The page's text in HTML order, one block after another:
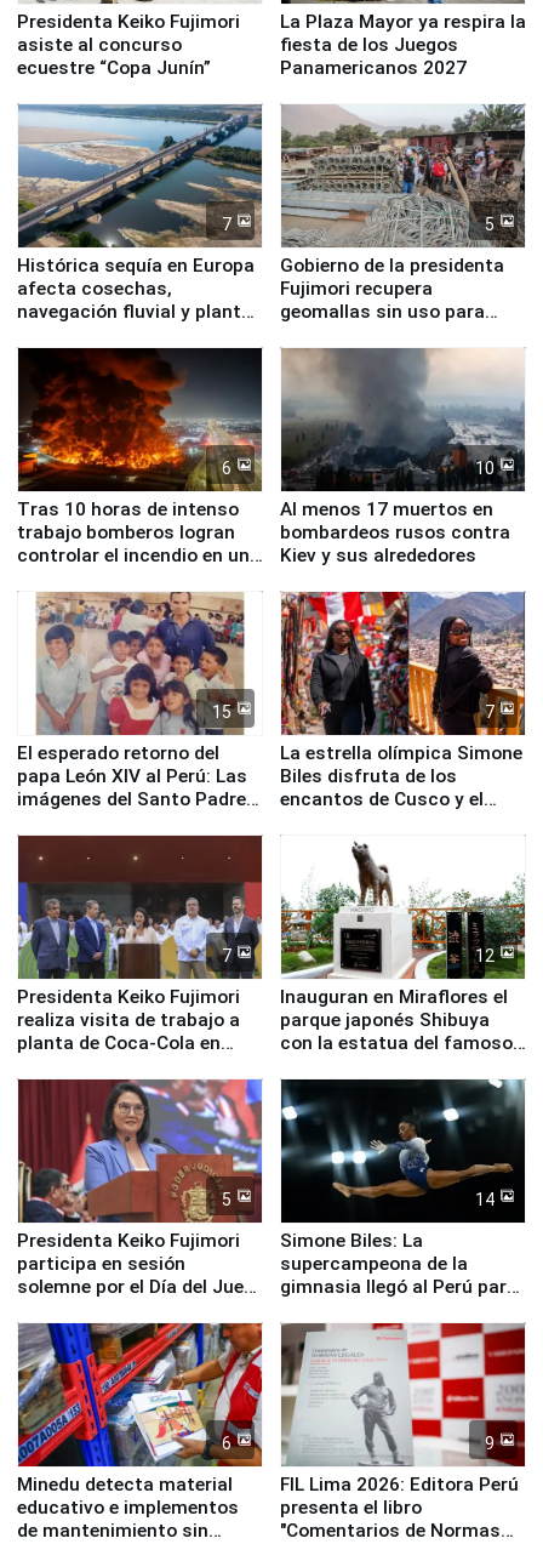
Presidenta Keiko Fujimori
asiste al concurso
ecuestre “Copa Junín”
La Plaza Mayor ya respira la
fiesta de los Juegos
Panamericanos 2027
7
Histórica sequía en Europa
afecta cosechas,
navegación fluvial y plantas
5
Gobierno de la presidenta
Fujimori recupera
geomallas sin uso para
Fenómeno El Niño
6
Tras 10 horas de intenso
trabajo bomberos logran
controlar el incendio en una
de Chile
10
Al menos 17 muertos en
bombardeos rusos contra
Kiev y sus alrededores
15
El esperado retorno del
papa León XIV al Perú: Las
imágenes del Santo Padre
7
La estrella olímpica Simone
Biles disfruta de los
encantos de Cusco y el
7
Presidenta Keiko Fujimori
realiza visita de trabajo a
planta de Coca-Cola en
12
Inauguran en Miraflores el
parque japonés Shibuya
con la estatua del famoso
5
Presidenta Keiko Fujimori
participa en sesión
solemne por el Día del Juez
14
Simone Biles: La
supercampeona de la
gimnasia llegó al Perú para
Panamericanos Lima 2027
6
Minedu detecta material
educativo e implementos
de mantenimiento sin
9
FIL Lima 2026: Editora Perú
presenta el libro
"Comentarios de Normas